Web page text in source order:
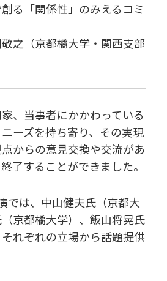
る「関係性」のみえるコミ
之（京都橘大学・関西支部
、当事者にかかわっている
ーズを持ち寄り、その実現
からの意見交換や交流があ
了することができました。
では、中山健夫氏（京都大
京都橘大学）、飯山将晃氏
それぞれの立場から話題提供